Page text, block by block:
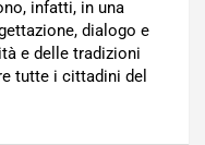
infatti, in una
dialogo e
e delle tradizioni
tutte i cittadini del